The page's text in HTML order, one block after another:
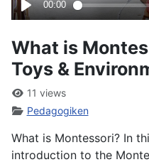
What is
Toys &
11 views
Pedagogiken
What is Montessori? In
introduction to the